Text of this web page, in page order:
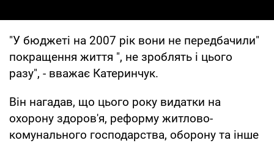
"У бюджеті на 2007 рік вони не передбачили"
покращення життя ", не зроблять і цього
разу", - вважає Катеринчук.
Він нагадав, що цього року видатки на
охорону здоров'я, реформу житлово-
комунального господарства, оборону та інше